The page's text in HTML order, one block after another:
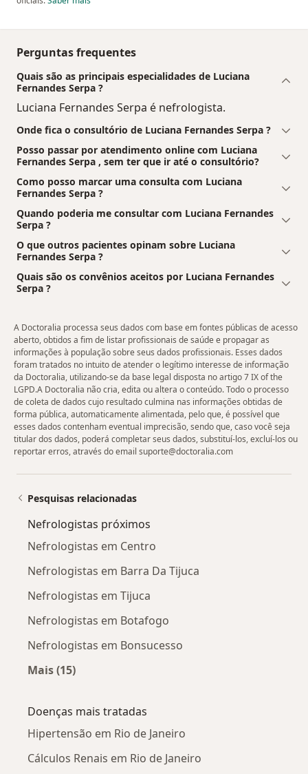
Perguntas frequentes
Quais são as principais especialidades de Luciana
Fernandes Serpa ?
Luciana Fernandes Serpa é nefrologista.
Onde fica o consultório de Luciana Fernandes Serpa ?
Posso passar por atendimento online com Luciana
Fernandes Serpa , sem ter que ir até o consultório?
Como posso marcar uma consulta com Luciana
Fernandes Serpa ?
Quando poderia me consultar com Luciana Fernandes
Serpa ?
O que outros pacientes opinam sobre Luciana
Fernandes Serpa ?
Quais são os convênios aceitos por Luciana Fernandes
Serpa ?
A Doctoralia processa seus dados com base em fontes públicas de acesso
aberto, obtidos a fim de listar profissionais de saúde e propagar as
informações à população sobre seus dados profissionais. Esses dados
foram tratados no intuito de atender o legítimo interesse de informação
da Doctoralia, utilizando-se da base legal disposta no artigo 7 IX of the
LGPD.A Doctoralia não cria, edita ou altera o conteúdo. Todo o processo
de coleta de dados cujo resultado culmina nas informações obtidas de
forma pública, automaticamente alimentada, pelo que, é possível que
esses dados contenham eventual imprecisão, sendo que, caso você seja
titular dos dados, poderá completar seus dados, substituí-los, excluí-los ou
reportar erros, através do email suporte@doctoralia.com
Pesquisas relacionadas
Nefrologistas próximos
Nefrologistas em Centro
Nefrologistas em Barra Da Tijuca
Nefrologistas em Tijuca
Nefrologistas em Botafogo
Nefrologistas em Bonsucesso
Mais (15)
Doenças mais tratadas
Hipertensão em Rio de Janeiro
Cálculos Renais em Rio de Janeiro